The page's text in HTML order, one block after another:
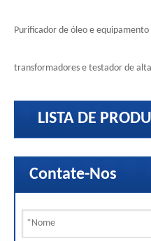
Purificador de óleo e
transformadores e testador de
LISTA DE
Contate-Nos